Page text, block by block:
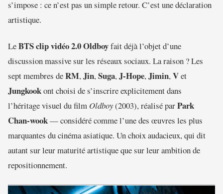
s’impose : ce n’est pas un simple retour. C’est une déclaration
artistique.
LeBTS clip vidéo 2.0 Oldboyfait déjà l’objet d’une
discussion massive sur les réseaux sociaux. La raison ? Les
sept membres deRM,Jin,Suga,J-Hope,Jimin,Vet
Jungkookont choisi de s’inscrire explicitement dans
l’héritage visuel du film Oldboy(2003), réalisé parPark
Chan-wook— considéré comme l’une des œuvres les plus
marquantes du cinéma asiatique. Un choix audacieux, qui dit
autant sur leur maturité artistique que sur leur ambition de
repositionnement.